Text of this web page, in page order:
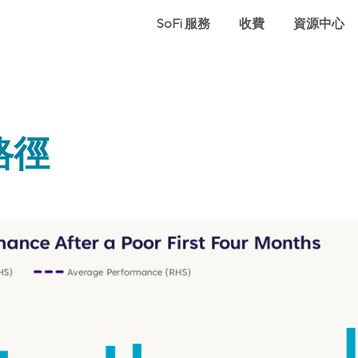
SoFi 服務 收費 資源中心
徑